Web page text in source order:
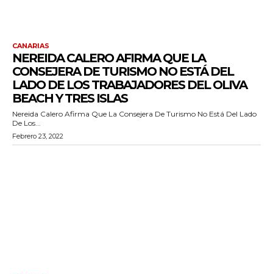
CANARIAS
NEREIDA CALERO AFIRMA QUE LA
CONSEJERA DE TURISMO NO ESTÁ DEL
LADO DE LOS TRABAJADORES DEL OLIVA
BEACH Y TRES ISLAS
Nereida Calero Afirma Que La Consejera De Turismo No Está Del Lado
De Los...
Febrero 23, 2022